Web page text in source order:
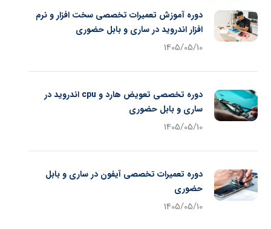
دوره آموزش تعمیرات تخصصی سخت افزار و نرم
افزار اندروید در ساری و بابل حضوری
1405/05/10
دوره تخصصی تعویض هارد و cpu اندروید در
ساری و بابل حضوری
1405/05/10
دوره تعمیرات تخصصی آیفون در ساری و بابل
حضوری
1405/05/10